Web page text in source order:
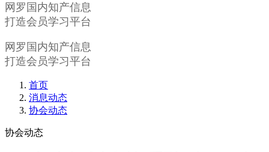
网罗国内知产信息
打造会员学习平台
网罗国内知产信息
打造会员学习平台
首页
消息动态
协会动态
协会动态